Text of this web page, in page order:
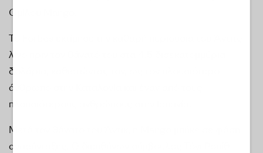
Ομίλου Mango.
Το Forbes εκτίμησε την καθαρή περιουσία του Άντιτς
λίγο πριν τον θάνατό του στα 4,5 δισεκατομμύρια
δολάρια, καθιστώντας τον, ως τον πλουσιότερο
άνθρωπο στην Καταλονία και έναν από τους
πλουσιότερους ανθρώπους στην Ισπανία.
Μετά τον θάνατο του Άντικ, η Mango μπήκε σε φάση
ανασύνταξης. Ο διευθύνων σύμβουλος Τόνι Ρουίθ